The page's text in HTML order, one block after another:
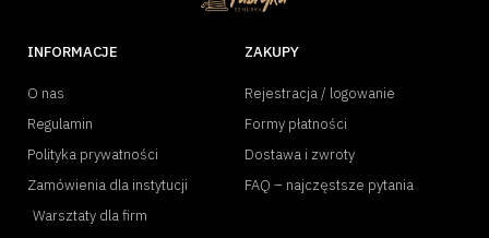
INFORMACJE
O nas
Regulamin
Polityka prywatności
Zamówienia dla instytucji
Warsztaty dla firm
ZAKUPY
Rejestracja / logowanie
Formy płatności
Dostawa i zwroty
FAQ – najczęstsze pytania